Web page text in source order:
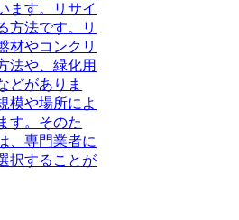
ます。リサイ
方法です。リ
材やコンクリ
法や、緑化用
どがありま
模や場所によ
す。そのた
、専門業者に
択することが